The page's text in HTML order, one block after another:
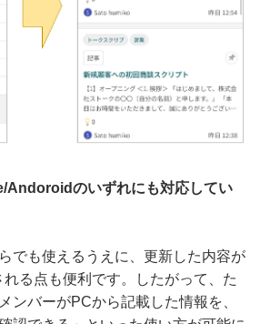
Andoroidのいずれにも対応してい
でも使えるうえに、更新した内容が
る点も便利です。したがって、た
ンバーがPCから記載した情報を、